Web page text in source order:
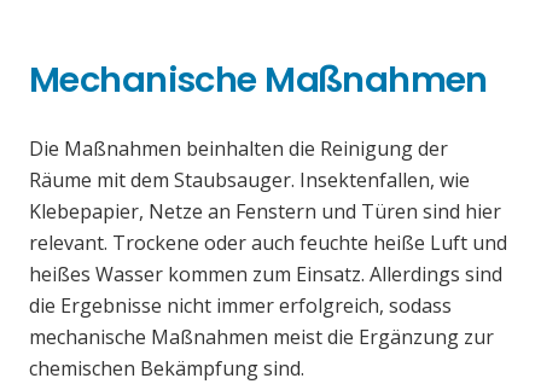
Mechanische Maßnahmen
Die Maßnahmen beinhalten die Reinigung der
Räume mit dem Staubsauger. Insektenfallen, wie
Klebepapier, Netze an Fenstern und Türen sind hier
relevant. Trockene oder auch feuchte heiße Luft und
heißes Wasser kommen zum Einsatz. Allerdings sind
die Ergebnisse nicht immer erfolgreich, sodass
mechanische Maßnahmen meist die Ergänzung zur
chemischen Bekämpfung sind.